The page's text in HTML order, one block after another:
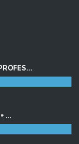
...